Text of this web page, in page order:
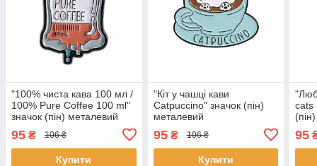
"100% чиста кава 100 мл /
100% Pure Coffee 100 ml"
значок (пін) металевий
95 ₴ 106 ₴
Купити
"Кіт у чашці кави
Catpuccino" значок (пін)
металевий
95₴ 106 ₴
Купити
cats
95